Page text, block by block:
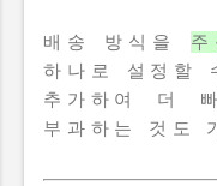
배송 방식을
하나로 설정할
추가하여 더
부과하는 것도